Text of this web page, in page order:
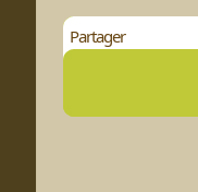
Partager